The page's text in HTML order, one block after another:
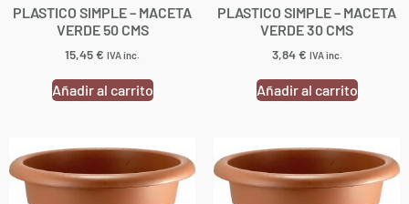
PLASTICO SIMPLE – MACETA
VERDE 50 CMS
15,45€ IVA inc.
Añadir al carrito
PLASTICO SIMPLE – MACETA
VERDE 30 CMS
3,84€ IVA inc.
Añadir al carrito